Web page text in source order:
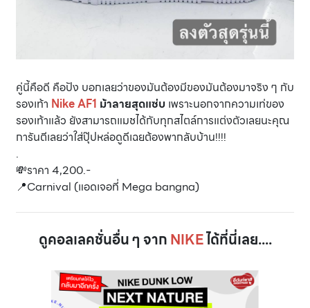
คู่นี้คือดี คือปัง บอกเลยว่าของมันต้องมีของมันต้องมาจริง ๆ กับ
รองเท้า Nike AF1 ม้าลายสุดแซ่บ เพราะนอกจากความเท่ของ
รองเท้าแล้ว ยังสามารถแมชได้กับทุกสไตล์การแต่งตัวเลยนะคุณ
การันตีเลยว่าใส่ปุ๊ปหล่อดูดีเฉยต้องพากลับบ้าน!!!!
.
💸ราคา 4,200.-
📍Carnival (แอดเจอที่ Mega bangna)
ดูคอลเลคชั่นอื่น ๆ จากNIKEได้ที่นี่เลย....